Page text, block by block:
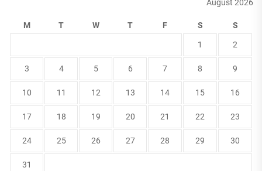
August 2026
M T W T F S S
1 2
3 4 5 6 7 8 9
10 11 12 13 14 15 16
17 18 19 20 21 22 23
24 25 26 27 28 29 30
31